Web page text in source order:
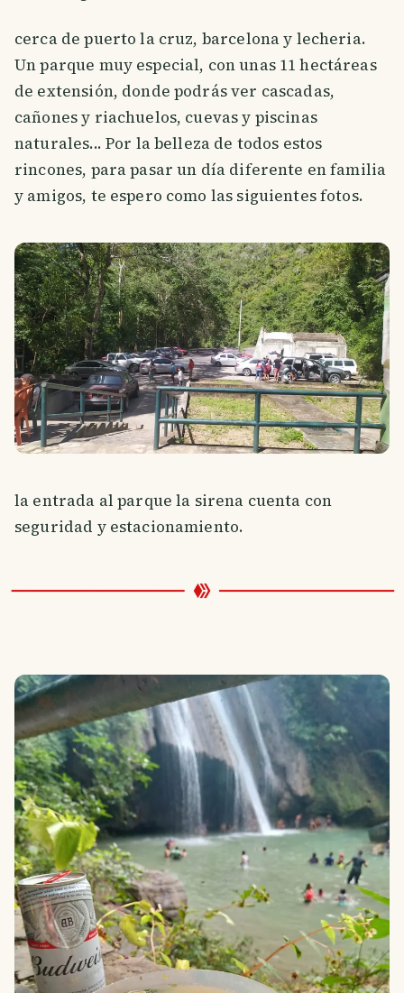
cerca de puerto la cruz, barcelona y lecheria.
Un parque muy especial, con unas 11 hectáreas
de extensión, donde podrás ver cascadas,
cañones y riachuelos, cuevas y piscinas
naturales... Por la belleza de todos estos
rincones, para pasar un día diferente en familia
y amigos, te espero como las siguientes fotos.
la entrada al parque la sirena cuenta con
seguridad y estacionamiento.